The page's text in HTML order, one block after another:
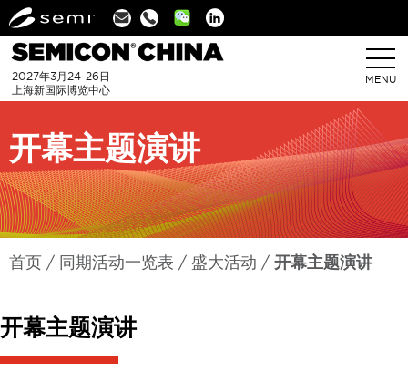
Linkedin
2027年3月24-26日
上海新国际博览中心
MENU
开幕主题演讲
首页 同期活动一览表 盛大活动 开幕主题演讲
开幕主题演讲